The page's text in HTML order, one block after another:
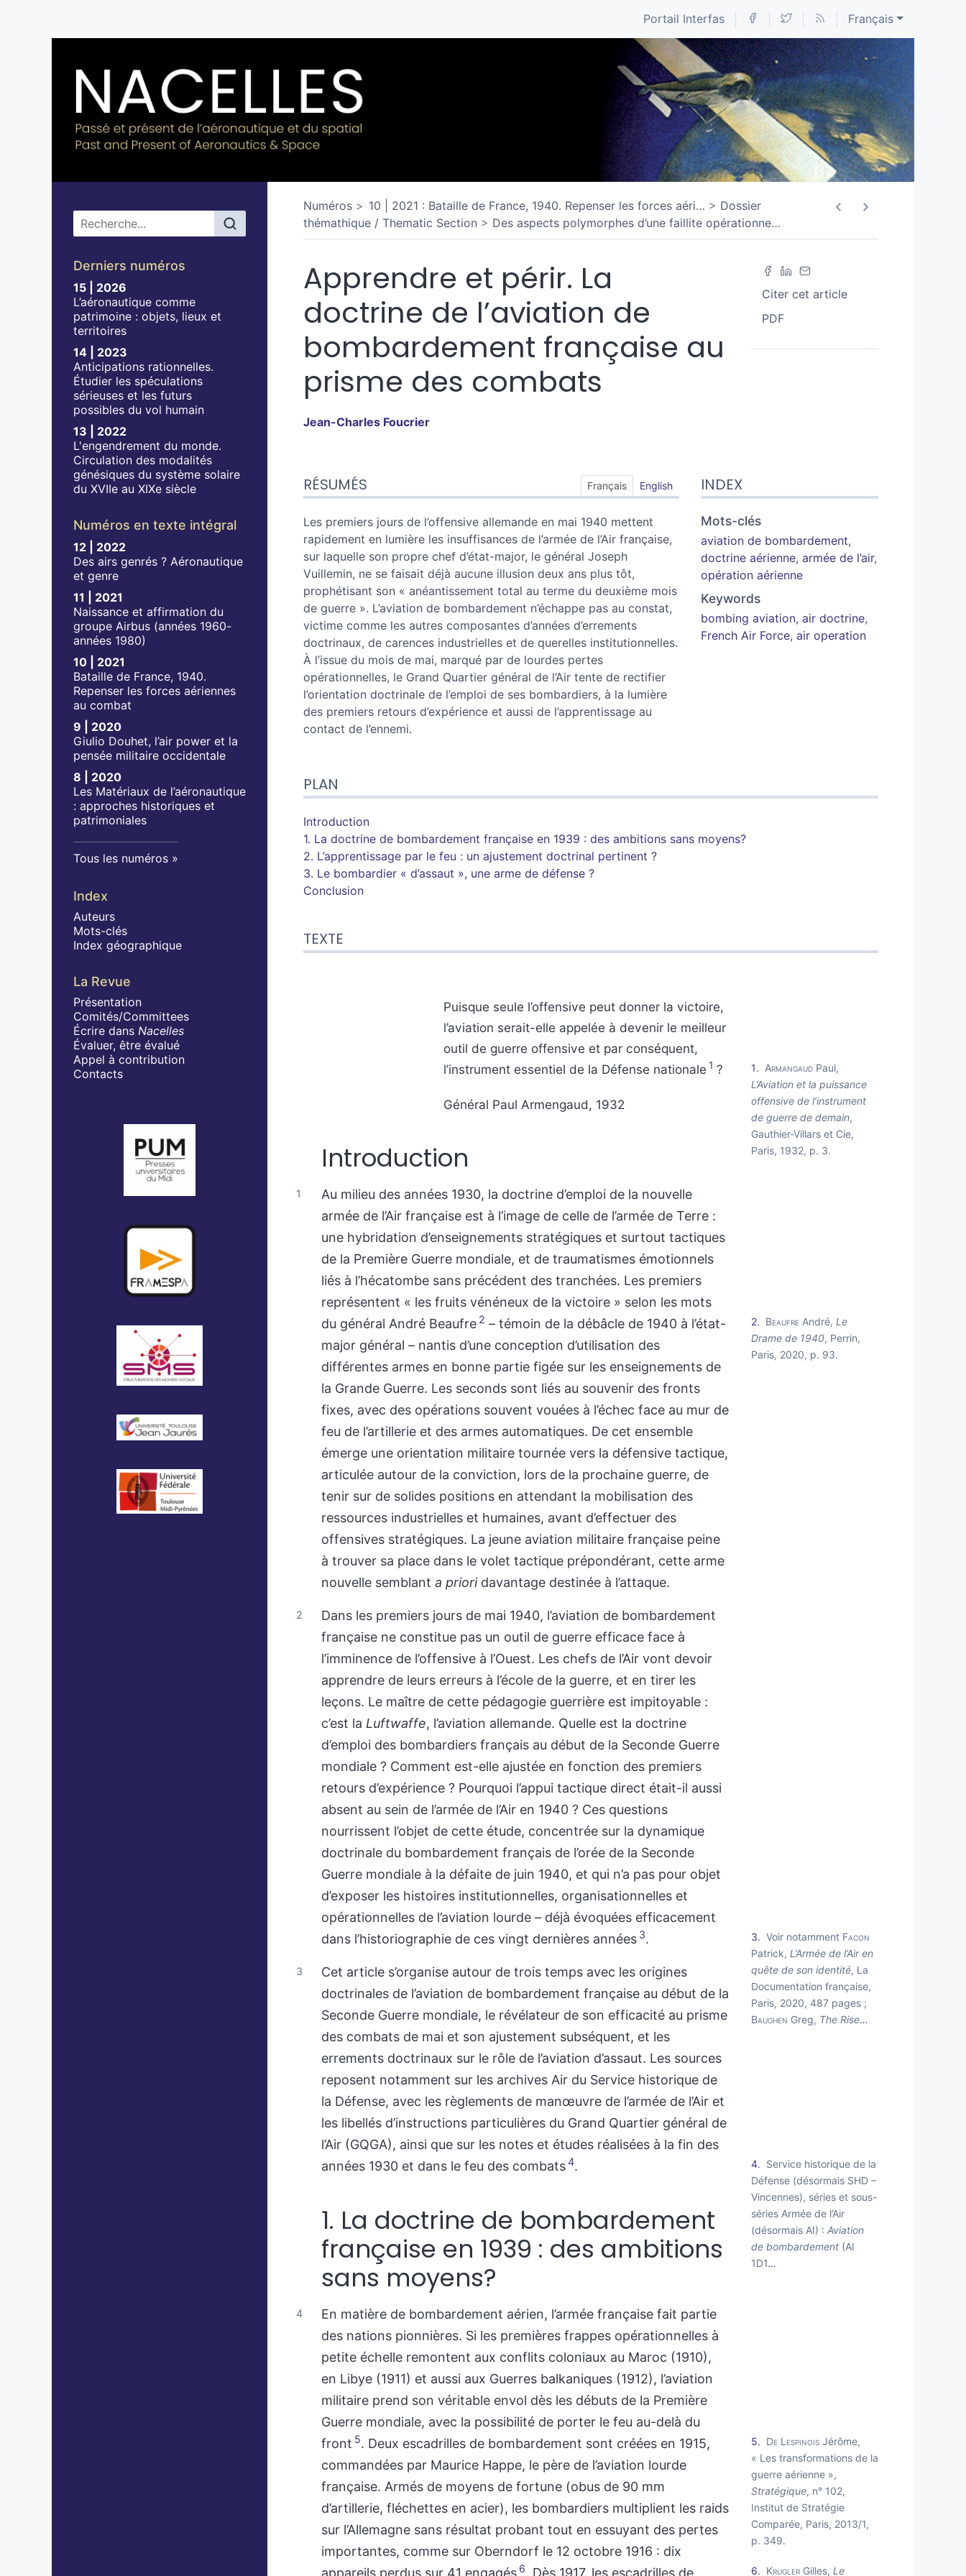
Portail Interfas Français
Menu principal
Derniers numéros
15 | 2026
L’aéronautique comme
patrimoine : objets, lieux et
territoires
14 | 2023
Anticipations rationnelles.
Étudier les spéculations
sérieuses et les futurs
possibles du vol humain
13 | 2022
L'engendrement du monde.
Circulation des modalités
génésiques du système solaire
du XVIIe au XIXe siècle
Numéros en texte intégral
12 | 2022
Des airs genrés ? Aéronautique
et genre
11 | 2021
Naissance et affirmation du
groupe Airbus (années 1960-
années 1980)
10 | 2021
Bataille de France, 1940.
Repenser les forces aériennes
au combat
9 | 2020
Giulio Douhet, l’air power et la
pensée militaire occidentale
8 | 2020
Les Matériaux de l’aéronautique
: approches historiques et
patrimoniales
Tous les numéros
Index
Auteurs
Mots-clés
Index géographique
La Revue
Présentation
Comités/Committees
Écrire dans Nacelles
Évaluer, être évalué
Appel à contribution
Contacts
Numéros 10 | 2021 : Bataille de France, 1940. Repenser les forces aéri…
Dossier
thémathique / Thematic Section
Des aspects polymorphes d’une faillite opérationne…
Citer cet article
PDF
Apprendre et périr. La
doctrine de l’aviation de
bombardement française au
prisme des combats
Jean-Charles Foucrier
Index
Plan
Texte
Notes
Citer cet article
Auteur
RÉSUMÉS Français English
Les premiers jours de l’offensive allemande en mai 1940 mettent
rapidement en lumière les insuffisances de l’armée de l’Air française,
sur laquelle son propre chef d’état-major, le général Joseph
Vuillemin, ne se faisait déjà aucune illusion deux ans plus tôt,
prophétisant son « anéantissement total au terme du deuxième mois
de guerre ». L’aviation de bombardement n’échappe pas au constat,
victime comme les autres composantes d’années d’errements
doctrinaux, de carences industrielles et de querelles institutionnelles.
À l’issue du mois de mai, marqué par de lourdes pertes
opérationnelles, le Grand Quartier général de l’Air tente de rectifier
l’orientation doctrinale de l’emploi de ses bombardiers, à la lumière
des premiers retours d’expérience et aussi de l’apprentissage au
contact de l’ennemi.
INDEX
Mots-clés
aviation de bombardement,
doctrine aérienne,armée de l’air,
opération aérienne
Keywords
bombing aviation,air doctrine,
French Air Force,air operation
PLAN
Introduction
1. La doctrine de bombardement française en 1939 : des ambitions sans moyens?
2. L’apprentissage par le feu : un ajustement doctrinal pertinent ?
3. Le bombardier « d’assaut », une arme de défense ?
Conclusion
TEXTE
Puisque seule l’offensive peut donner la victoire,
l’aviation serait-elle appelée à devenir le meilleur
outil de guerre offensive et par conséquent,
l’instrument essentiel de la Défense nationale 1 ?
Général Paul Armengaud, 1932
Introduction
Au milieu des années 1930, la doctrine d’emploi de la nouvelle
armée de l’Air française est à l’image de celle de l’armée de Terre :
une hybridation d’enseignements stratégiques et surtout tactiques
de la Première Guerre mondiale, et de traumatismes émotionnels
liés à l’hécatombe sans précédent des tranchées. Les premiers
représentent « les fruits vénéneux de la victoire » selon les mots
du général André Beaufre 2 – témoin de la débâcle de 1940 à l’état-
major général – nantis d’une conception d’utilisation des
différentes armes en bonne partie figée sur les enseignements de
la Grande Guerre. Les seconds sont liés au souvenir des fronts
fixes, avec des opérations souvent vouées à l’échec face au mur de
feu de l’artillerie et des armes automatiques. De cet ensemble
émerge une orientation militaire tournée vers la défensive tactique,
articulée autour de la conviction, lors de la prochaine guerre, de
tenir sur de solides positions en attendant la mobilisation des
ressources industrielles et humaines, avant d’effectuer des
offensives stratégiques. La jeune aviation militaire française peine
à trouver sa place dans le volet tactique prépondérant, cette arme
nouvelle semblant a prioridavantage destinée à l’attaque.
Dans les premiers jours de mai 1940, l’aviation de bombardement
française ne constitue pas un outil de guerre efficace face à
l’imminence de l’offensive à l’Ouest. Les chefs de l’Air vont devoir
apprendre de leurs erreurs à l’école de la guerre, et en tirer les
leçons. Le maître de cette pédagogie guerrière est impitoyable :
c’est la Luftwaffe, l’aviation allemande. Quelle est la doctrine
d’emploi des bombardiers français au début de la Seconde Guerre
mondiale ? Comment est-elle ajustée en fonction des premiers
retours d’expérience ? Pourquoi l’appui tactique direct était-il aussi
absent au sein de l’armée de l’Air en 1940 ? Ces questions
nourrissent l’objet de cette étude, concentrée sur la dynamique
doctrinale du bombardement français de l’orée de la Seconde
Guerre mondiale à la défaite de juin 1940, et qui n’a pas pour objet
d’exposer les histoires institutionnelles, organisationnelles et
opérationnelles de l’aviation lourde – déjà évoquées efficacement
dans l’historiographie de ces vingt dernières années 3.
Cet article s’organise autour de trois temps avec les origines
doctrinales de l’aviation de bombardement française au début de la
Seconde Guerre mondiale, le révélateur de son efficacité au prisme
des combats de mai et son ajustement subséquent, et les
errements doctrinaux sur le rôle de l’aviation d’assaut. Les sources
reposent notamment sur les archives Air du Service historique de
la Défense, avec les règlements de manœuvre de l’armée de l’Air et
les libellés d’instructions particulières du Grand Quartier général de
l’Air (GQGA), ainsi que sur les notes et études réalisées à la fin des
années 1930 et dans le feu des combats4.
1. La doctrine de bombardement
française en 1939 : des ambitions
sans moyens?
En matière de bombardement aérien, l’armée française fait partie
des nations pionnières. Si les premières frappes opérationnelles à
petite échelle remontent aux conflits coloniaux au Maroc (1910),
en Libye (1911) et aussi aux Guerres balkaniques (1912), l’aviation
militaire prend son véritable envol dès les débuts de la Première
Guerre mondiale, avec la possibilité de porter le feu au-delà du
front 5. Deux escadrilles de bombardement sont créées en 1915,
commandées par Maurice Happe, le père de l’aviation lourde
française. Armés de moyens de fortune (obus de 90 mm
d’artillerie, fléchettes en acier), les bombardiers multiplient les raids
sur l’Allemagne sans résultat probant tout en essuyant des pertes
importantes, comme sur Oberndorf le 12 octobre 1916 : dix
appareils perdus sur 41 engagés 6 . Dès 1917, les escadrilles de
1 Armangaud Paul,
L’Aviation et la puissance
offensive de l’instrument
de guerre de demain,
Gauthier-Villars et Cie,
Paris, 1932, p. 3.
2 Beaufre André, Le
Drame de 1940, Perrin,
Paris, 2020, p. 93.
3 Voir notamment Facon
Patrick, L’Armée de l’Air en
quête de son identité, La
Documentation française,
Paris, 2020, 487 pages ;
Baughen Greg, The Rise…
4
Service historique de la
Défense (désormais SHD –
Vincennes), séries et sous-
séries Armée de l’Air
(désormais AI) : Aviation
de bombardement(AI
1D1…
5 De Lespinois Jérôme,
« Les transformations de la
guerre aérienne »,
Stratégique, n° 102,
Institut de Stratégie
Comparée, Paris, 2013/1,
p. 349.
6 Krugler Gilles, Le